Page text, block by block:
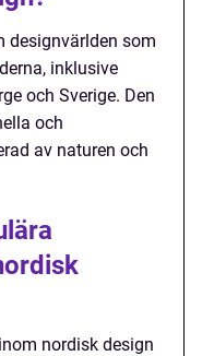
designvärlden som
inklusive
och Sverige. Den
och
av naturen och
nordisk design